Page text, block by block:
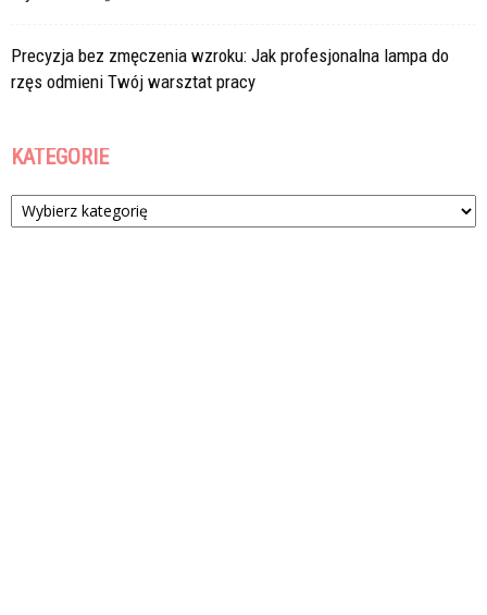
Precyzja bez zmęczenia wzroku: Jak profesjonalna lampa do
rzęs odmieni Twój warsztat pracy
KATEGORIE
Kategorie